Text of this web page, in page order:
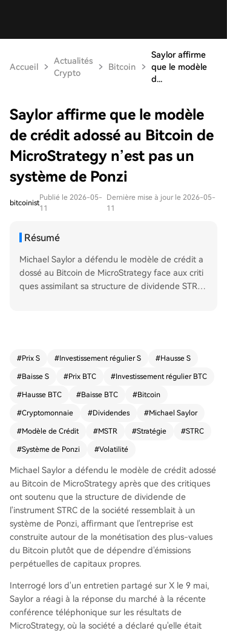
Accueil
Actualités
Crypto
Bitcoin
Saylor affirme
que le modèle
d...
Saylor affirme que le modèle
de crédit adossé au Bitcoin de
MicroStrategy n’est pas un
système de Ponzi
bitcoinist
Publié le 2026-05-
11
Dernière mise à jour le 2026-05-
11
Résumé
Michael Saylor a défendu le modèle de crédit a
dossé au Bitcoin de MicroStrategy face aux criti
ques assimilant sa structure de dividende STRC
mais votre Bitcoin" en indiquant que la stratégie
f. Le modèle consiste à émettre du crédit (STR
C), à acheter du Bitcoin avec les fonds et à utilis
asse le coût du dividende, pour le financer. Il sou
ligne que l'entreprise est fortement capitalisée e
t que même en vendant du Bitcoin pour payer l
aux nouvelles émissions de crédit. Saylor rejette l
es critiques de Peter Schiff en affirmant qu'elles
découlent d'un rejet fondamental du Bitcoin lui-
même, que lui considère comme une forme légit
ime de capital numérique.
#Prix S #Investissement régulier S #Hausse S
#Baisse S #Prix BTC #Investissement régulier BTC
#Hausse BTC #Baisse BTC #Bitcoin
#Cryptomonnaie #Dividendes #Michael Saylor
#Modèle de Crédit #MSTR #Stratégie #STRC
#Système de Ponzi #Volatilité
Michael Saylor a défendu le modèle de crédit adossé
au Bitcoin de MicroStrategy après que des critiques
ont soutenu que la structure de dividende de
l'instrument STRC de la société ressemblait à un
système de Ponzi, affirmant que l'entreprise est
construite autour de la monétisation des plus-values
du Bitcoin plutôt que de dépendre d'émissions
perpétuelles de capitaux propres.
Interrogé lors d'un entretien partagé sur X le 9 mai,
Saylor a réagi à la réponse du marché à la récente
conférence téléphonique sur les résultats de
MicroStrategy, où la société a déclaré qu'elle était